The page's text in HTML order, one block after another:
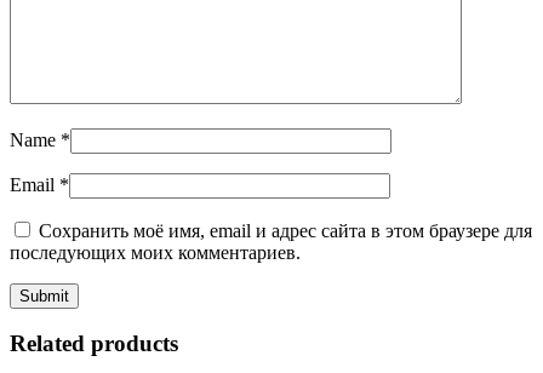
Name *
Email *
Сохранить моё имя, email и адрес сайта в этом браузере для
последующих моих комментариев.
Related products